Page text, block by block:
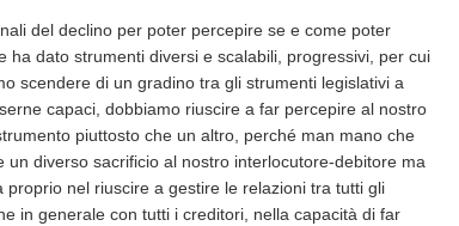
del declino per poter percepire se e come poter
dato strumenti diversi e scalabili, progressivi, per cui
scendere di un gradino tra gli strumenti legislativi a
capaci, dobbiamo riuscire a far percepire al nostro
piuttosto che un altro, perché man mano che
un diverso sacrificio al nostro interlocutore-debitore ma
proprio nel riuscire a gestire le relazioni tra tutti gli
in generale con tutti i creditori, nella capacità di far